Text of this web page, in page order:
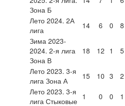
Зона Б
Лето 2024. 2А
лига
14 6 0 8
Зима 2023-
2024. 2-я лига
Зона В
18 12 1 5
Лето 2023. 3-я
лига Зона А
15 10 3 2
Лето 2023. 3-я
лига Стыковые 1 0 0 1